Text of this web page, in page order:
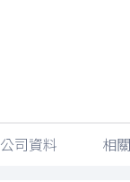
公司資料 相